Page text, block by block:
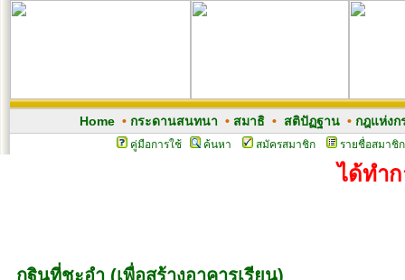
Home• กระดานสนทนา • สมาธิ• สติปัฏฐาน• กฎแห่งก
คู่มือการใช้ ค้นหา สมัครสมาชิก รายชื่อสมาชิก
ได้ทำ
กฐินที่ชะอำ (เพื่อสร้างอาคารเรียน)